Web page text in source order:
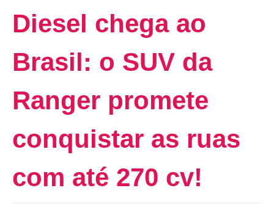
Diesel chega ao
Brasil: o SUV da
Ranger promete
conquistar as ruas
com até 270 cv!